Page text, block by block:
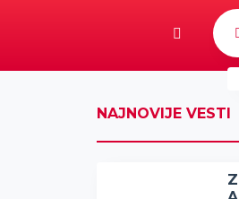
NAJNOVIJE VESTI